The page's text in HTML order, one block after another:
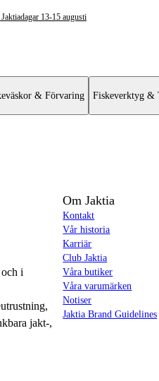
13-15 augusti
& Förvaring Fiskeverktyg &
i
jakt-,
Om Jaktia
Kontakt
Vår historia
Karriär
Club Jaktia
Våra butiker
Våra varumärken
Notiser
Jaktia Brand Guidelines